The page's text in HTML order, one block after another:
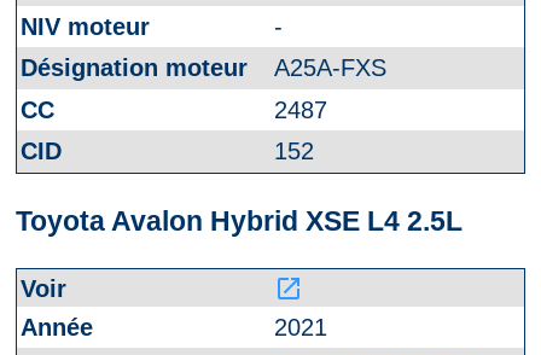
-
A25A-FXS
2487
152
Toyota Avalon Hybrid XSE L4 2.5L
launch
2021